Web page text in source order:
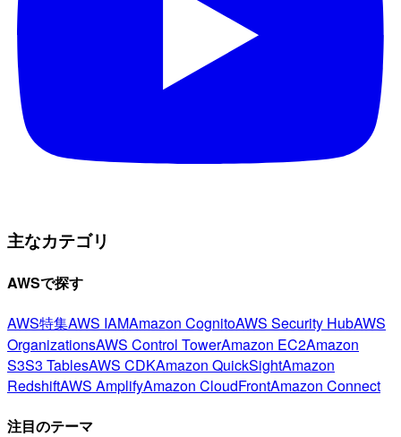
主なカテゴリ
AWSで探す
AWS特集AWS IAMAmazon CognitoAWS Security HubAWS
OrganizationsAWS Control TowerAmazon EC2Amazon
S3S3 TablesAWS CDKAmazon QuickSightAmazon
RedshiftAWS AmplifyAmazon CloudFrontAmazon Connect
注目のテーマ